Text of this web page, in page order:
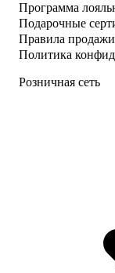
Программа
Подарочные
Правила продажи
Политика
Розничная сеть